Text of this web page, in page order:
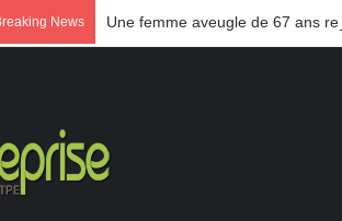
News Une femme aveugle de 67 ans